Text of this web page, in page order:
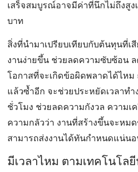
เสร็จสมบูรณ์อาจมีค่าที่นึกไม่ถึงสูง
บาท
สิ่งที่นำมาเปรียบเทียบกับต้นทุนที่เ
งานง่ายขึ้น ช่วยลดความซับซ้อน
โอกาสที่จะเกิดข้อผิดพลาดได้ไหม
แล้วซ้ำอีก จะช่วยประหยัดเวลาทำ
ชั่วโมง ช่วยลดความกังวล ความเ
ความกลัวว่า งานที่สร้างขึ้นจะหม
สามารถส่งงานได้ทันกำหนดแน่น
มีเวลาไหม ตามเทคโนโล